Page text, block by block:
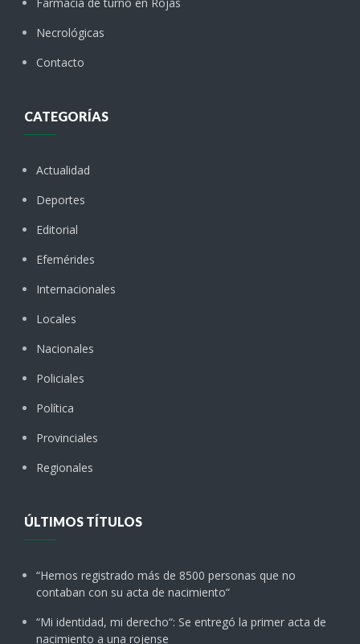
Farmacia de turno en Rojas
Necrológicas
Contacto
CATEGORÍAS
Actualidad
Deportes
Editorial
Efemérides
Internacionales
Locales
Nacionales
Policiales
Política
Provinciales
Regionales
ÚLTIMOS TÍTULOS
“Hemos registrado más de 8500 personas que no
contaban con su acta de nacimiento“
“Mi identidad, mi derecho“: Se entregó la primer acta de
nacimiento a una rojense